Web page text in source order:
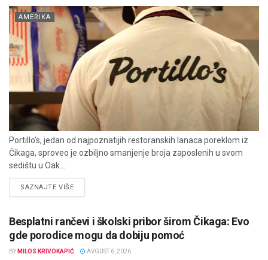
AMERIKA
Portillo’s, jedan od najpoznatijih restoranskih lanaca poreklom iz
Čikaga, sproveo je ozbiljno smanjenje broja zaposlenih u svom
sedištu u Oak...
SAZNAJTE VIŠEDETAILS
Besplatni rančevi i školski pribor širom Čikaga: Evo
gde porodice mogu da dobiju pomoć
BY MILOS KRIVOKAPIĆ AVGUST 6, 2026